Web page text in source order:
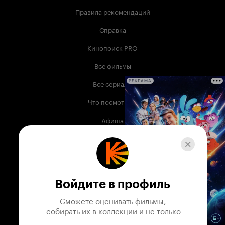
Правила рекомендаций
Справка
Кинопоиск PRO
Все фильмы
Все сериалы
Что посмотреть
Афиша
Музыка
Телепрограмма
Служба поддержки
РЕКЛАМА
Войдите в профиль
Сможете оценивать фильмы,
собирать их в коллекции и не только